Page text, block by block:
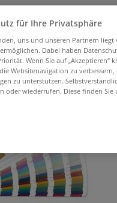
für Ihre Privatsphäre
uns und unseren Partnern
Dabei haben
Wenn Sie auf „Akzeptieren“
Websitenavigation zu
zu unterstützen.
oder wiederrufen. Diese finden Sie